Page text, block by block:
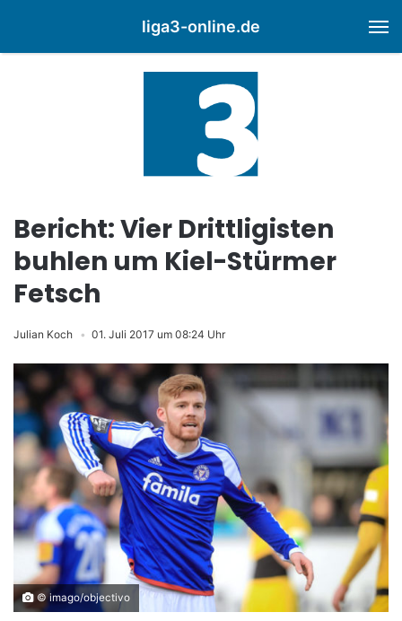
liga3-online.de
Bericht: Vier Drittligisten
buhlen um Kiel-Stürmer
Fetsch
Julian Koch 01. Juli 2017 um 08:24 Uhr
© imago/objectivo